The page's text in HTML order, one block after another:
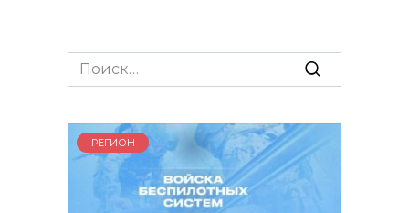
Search
for:
РЕГИОН